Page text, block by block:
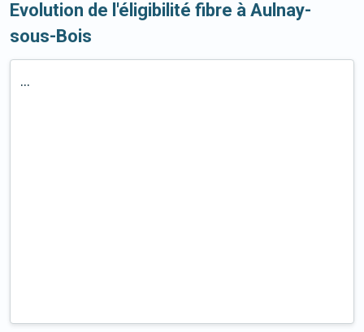
Evolution de l'éligibilité fibre à Aulnay-
sous-Bois
...